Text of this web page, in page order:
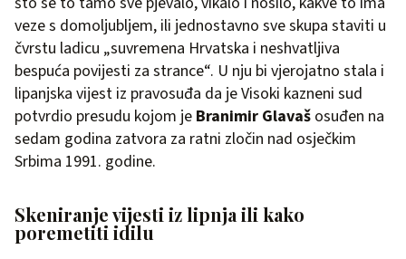
veze s domoljubljem, ili jednostavno sve skupa staviti u
čvrstu ladicu „suvremena Hrvatska i neshvatljiva
bespuća povijesti za strance“. U nju bi vjerojatno stala i
lipanjska vijest iz pravosuđa da je Visoki kazneni sud
potvrdio presudu kojom je Branimir Glavaš osuđen na
sedam godina zatvora za ratni zločin nad osječkim
Srbima 1991. godine.
Skeniranje vijesti iz lipnja ili kako
poremetiti idilu